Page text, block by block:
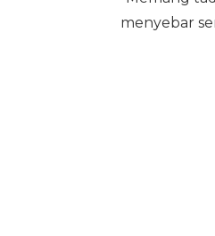
menyebar